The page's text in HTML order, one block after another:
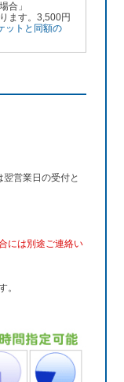
合」
ます。3,500円
ットと同額の
営業日の受付と
には別途ご連絡い
。